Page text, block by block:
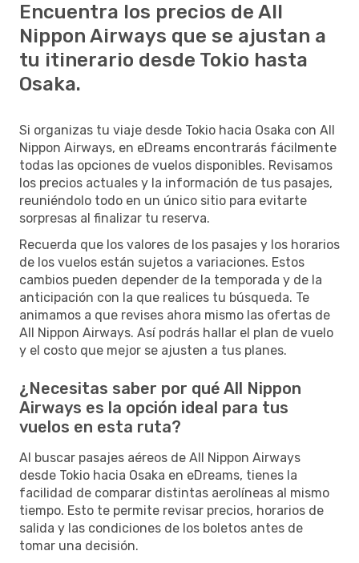
Encuentra los precios de All
Nippon Airways que se ajustan a
tu itinerario desde Tokio hasta
Osaka.
Si organizas tu viaje desde Tokio hacia Osaka con All
Nippon Airways, en eDreams encontrarás fácilmente
todas las opciones de vuelos disponibles. Revisamos
los precios actuales y la información de tus pasajes,
reuniéndolo todo en un único sitio para evitarte
sorpresas al finalizar tu reserva.
Recuerda que los valores de los pasajes y los horarios
de los vuelos están sujetos a variaciones. Estos
cambios pueden depender de la temporada y de la
anticipación con la que realices tu búsqueda. Te
animamos a que revises ahora mismo las ofertas de
All Nippon Airways. Así podrás hallar el plan de vuelo
y el costo que mejor se ajusten a tus planes.
¿Necesitas saber por qué All Nippon
Airways es la opción ideal para tus
vuelos en esta ruta?
Al buscar pasajes aéreos de All Nippon Airways
desde Tokio hacia Osaka en eDreams, tienes la
facilidad de comparar distintas aerolíneas al mismo
tiempo. Esto te permite revisar precios, horarios de
salida y las condiciones de los boletos antes de
tomar una decisión.